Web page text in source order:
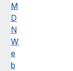
M
D
N
W
e
b